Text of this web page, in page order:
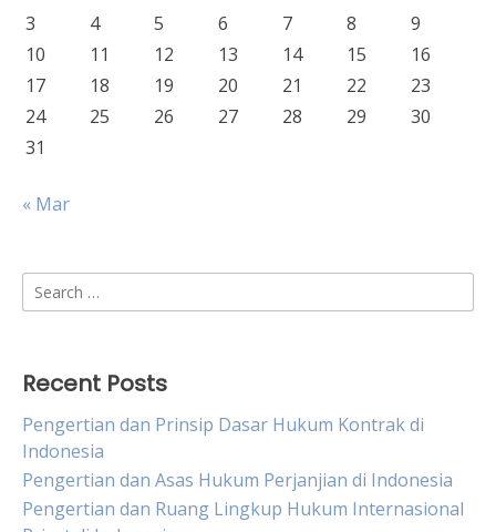
3
4 5 6 7 8
9
10
11 12 13 14 15
16
17
18 19 20 21 22
23
24
25 26 27 28 29
30
31
« Mar
Search
for:
Recent Posts
Pengertian dan Prinsip Dasar Hukum Kontrak di
Indonesia
Pengertian dan Asas Hukum Perjanjian di Indonesia
Pengertian dan Ruang Lingkup Hukum Internasional